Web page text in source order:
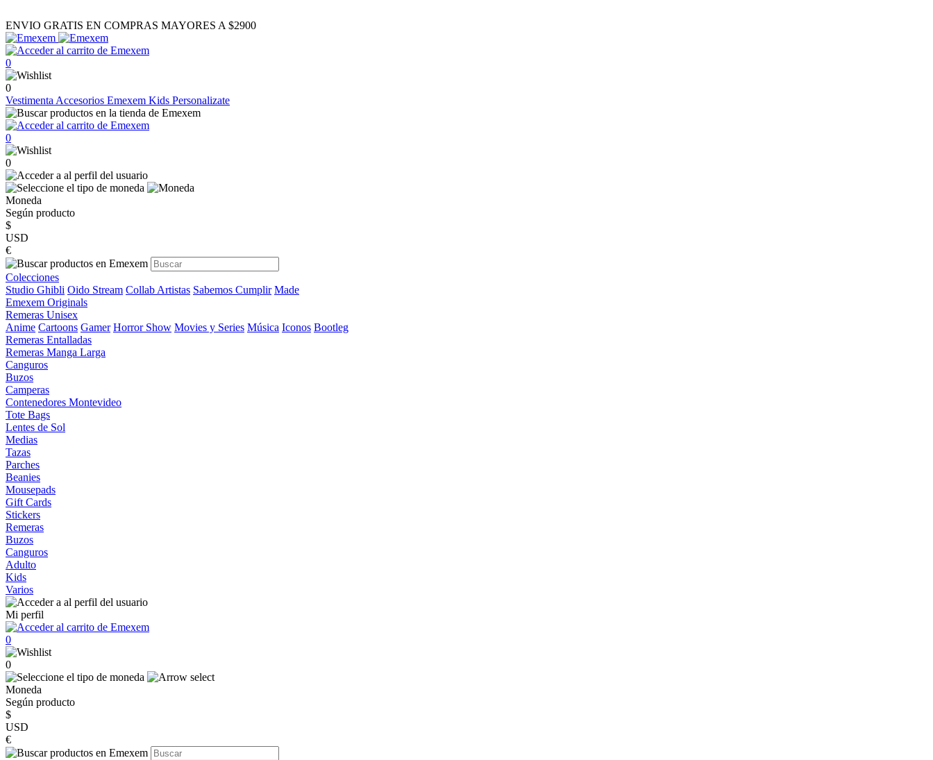
ENVIO GRATIS EN COMPRAS MAYORES A $2900
0
0
Vestimenta Accesorios Emexem Kids Personalizate
0
0
Moneda
Según producto
$
USD
€
Colecciones
Studio Ghibli Oido Stream Collab Artistas Sabemos Cumplir Made
Emexem Originals
Remeras Unisex
Anime Cartoons Gamer Horror Show Movies y Series Música Iconos Bootleg
Remeras Entalladas
Remeras Manga Larga
Canguros
Buzos
Camperas
Contenedores Montevideo
Tote Bags
Lentes de Sol
Medias
Tazas
Parches
Beanies
Mousepads
Gift Cards
Stickers
Remeras
Buzos
Canguros
Adulto
Kids
Varios
Mi perfil
0
0
Moneda
Según producto
$
USD
€